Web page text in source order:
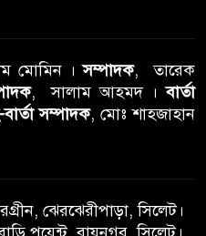
চৌধুরী দ্বিতীয় বারের
হ‍্যামলেটস কাউন্সিলের
নিয়ে সিলেট অনলাইন
বিশ্ব মুক্ত গণমাধ্যম দিবসে
মোমিন ।সম্পাদক, তারেক
, সালাম আহমদ ।বার্তা
সম্পাদক, মোঃ শাহজাহান
ঝেরঝেরীপাড়া, সিলেট।